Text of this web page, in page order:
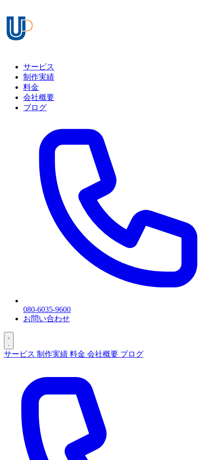
サービス
制作実績
料金
会社概要
ブログ
080-6035-9600
お問い合わせ
サービス 制作実績 料金 会社概要 ブログ